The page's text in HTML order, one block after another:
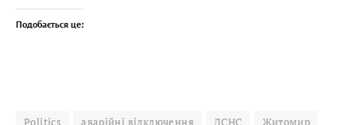
Подобається це:
Politics аварійні відключення ДСНС
Житомир